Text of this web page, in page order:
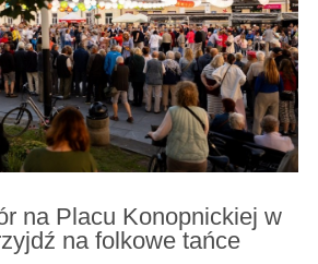
na Placu Konopnickiej w
na folkowe tańce